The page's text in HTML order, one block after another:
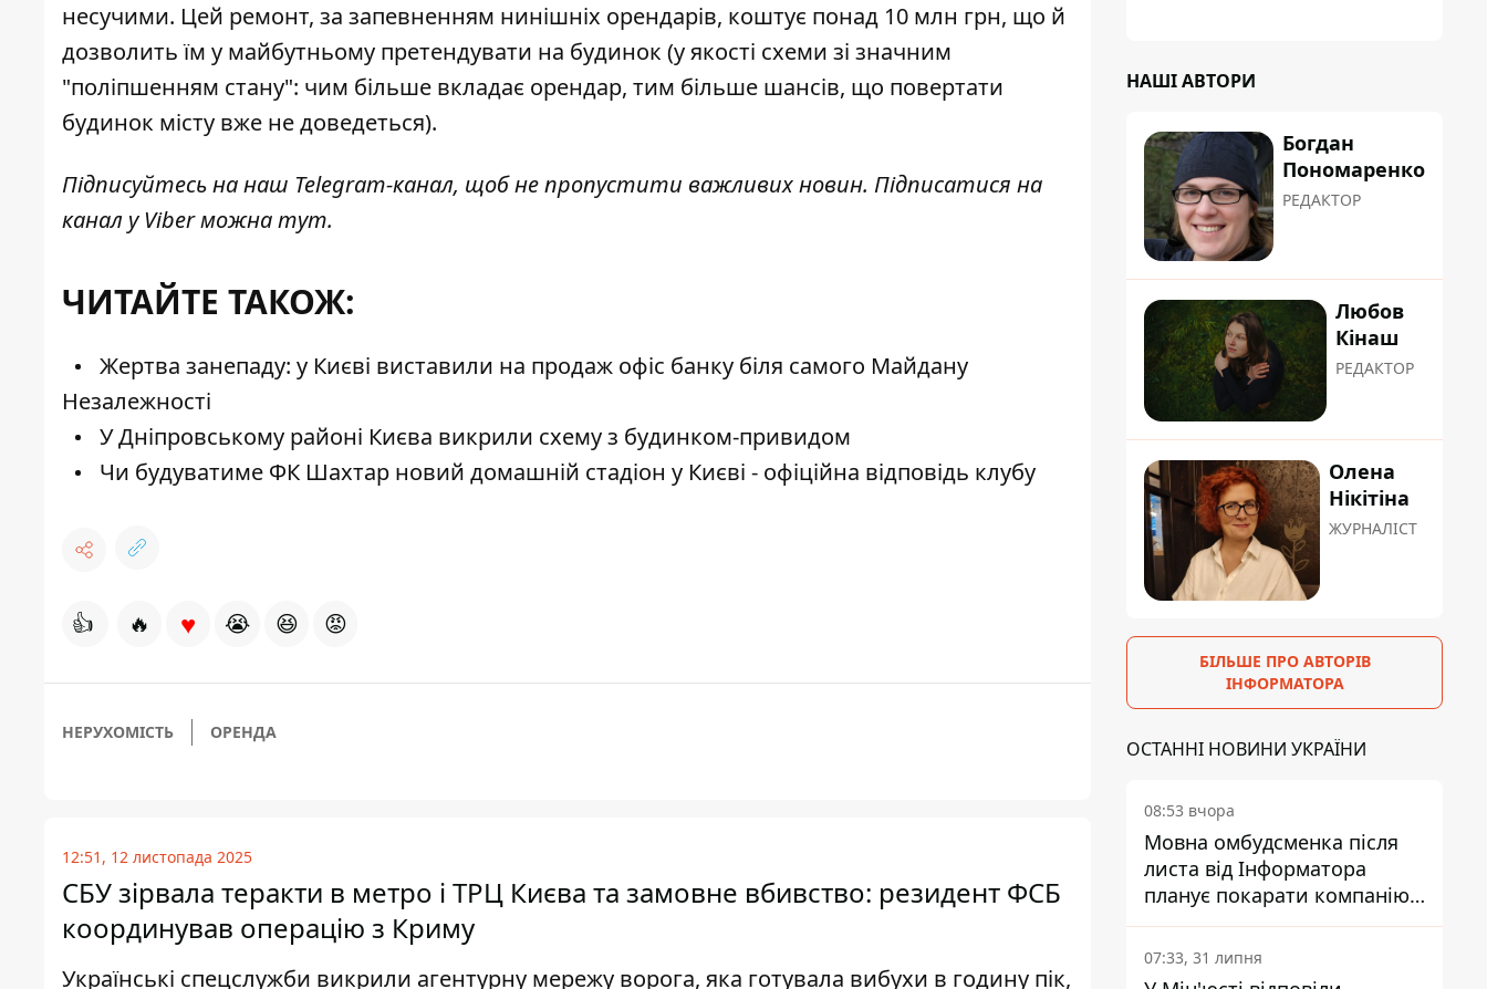
несучими. Цей ремонт, за запевненням нинішніх орендарів, коштує понад 10 млн грн, що й
дозволить їм у майбутньому претендувати на будинок (у якості схеми зі значним
"поліпшенням стану": чим більше вкладає орендар, тим більше шансів, що повертати
будинок місту вже не доведеться).
Підписуйтесь на наш Telegram-канал, щоб не пропустити важливих новин. Підписатися на
канал у Viber можнатут.
ЧИТАЙТЕ ТАКОЖ:
Жертва занепаду: у Києві виставили на продаж офіс банку біля самого Майдану
Незалежності
У Дніпровському районі Києва викрили схему з будинком-привидом
Чи будуватиме ФК Шахтар новий домашній стадіон у Києві - офіційна відповідь клубу
👍 🔥 ♥ 😭 😆 😡
НЕРУХОМІСТЬ ОРЕНДА
12:51, 12 листопада 2025
СБУ зірвала теракти в метро і ТРЦ Києва та замовне вбивство: резидент ФСБ
координував операцію з Криму
Українські спецслужби викрили агентурну мережу ворога, яка готувала вибухи в годину пік,
НАШІ АВТОРИ
Богдан
Пономаренко
РЕДАКТОР
Любов
Кінаш
РЕДАКТОР
Олена
Нікітіна
ЖУРНАЛІСТ
БІЛЬШЕ ПРО АВТОРІВ
ІНФОРМАТОРА
ОСТАННІ НОВИНИ УКРАЇНИ
08:53 вчора
Мовна омбудсменка після
листа від Інформатора
планує покарати компанію-
підрядника ПриватБанку
07:33, 31 липня